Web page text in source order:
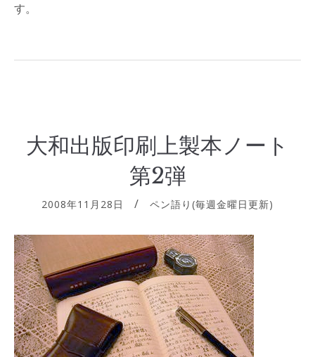
す。
大和出版印刷上製本ノート
第2弾
2008年11月28日 ペン語り(毎週金曜日更新)